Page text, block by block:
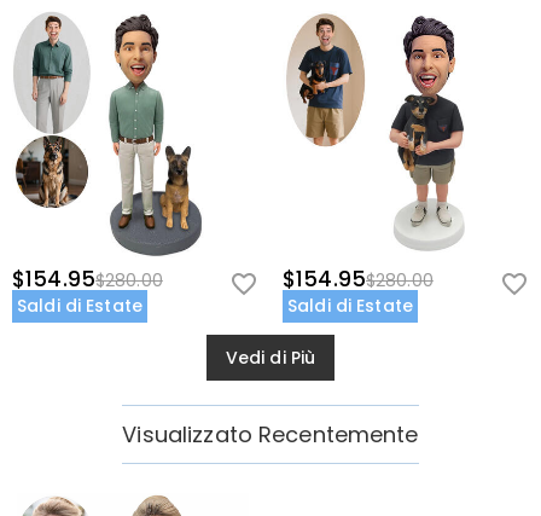
$154.95$280.00
Saldi di Estate
$154.95$280.00
Saldi di Estate
Vedi di Più
Visualizzato Recentemente